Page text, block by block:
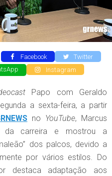
Facebook
Twitter
Instagram
Papo com Geraldo
a sexta-feira, a partir
no YouTube, Marcus
da carreira e mostrou a
dos palcos, devido a
por vários estilos. Do
destaca adaptação aos